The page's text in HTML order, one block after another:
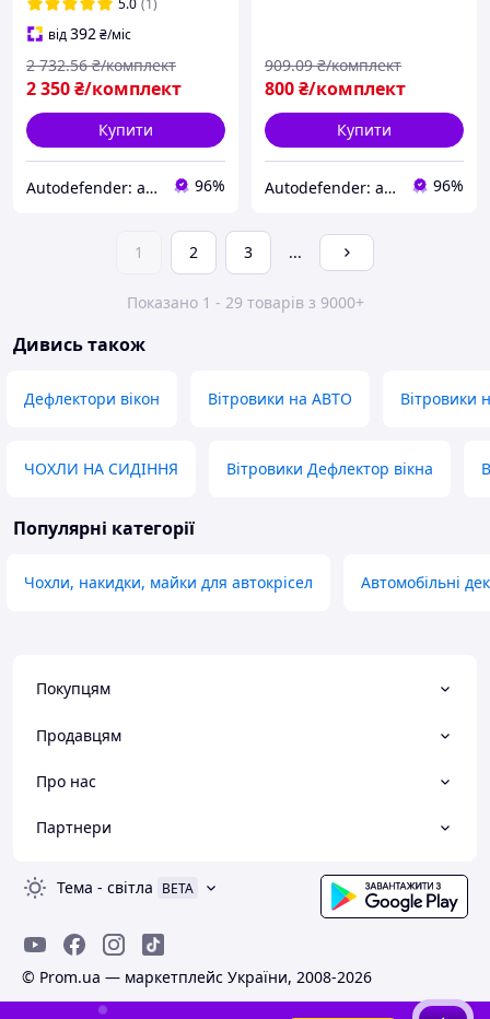
5.0 (1)
від392₴/міс
2 350₴/комплект
2 732.56 ₴/комплект
Купити
Autodefender: автоаксесуари, автозапчастини 96%
800₴/комплект
909.09 ₴/комплект
Купити
Autodefender: автоаксесуари, автозапчастини 96%
1 2 3 ...
Показано 1 - 29 товарів з 9000+
Дивись також
Дефлектори вікон Вітровики на АВТО Вітровики
ЧОХЛИ НА СИДІННЯ Вітровики Дефлектор вікна
Популярні категорії
Чохли, накидки, майки для автокрісел Автомобільні
Покупцям
Продавцям
Про нас
Партнери
Тема - світла BETA
© Prom.ua — маркетплейс України, 2008-2026